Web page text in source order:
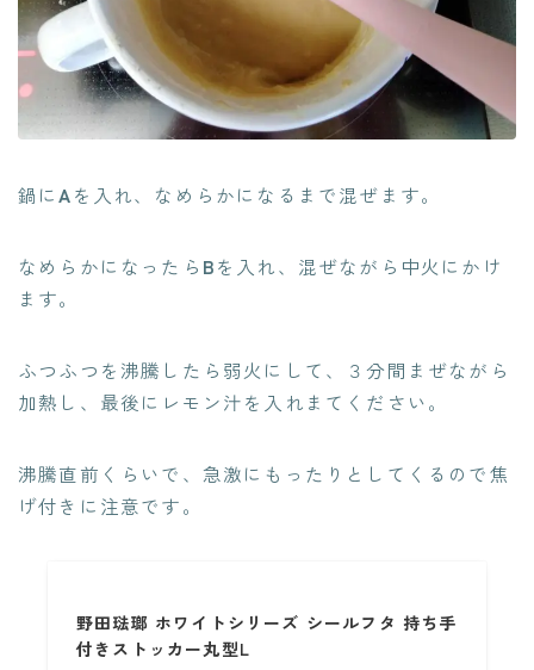
鍋にAを入れ、なめらかになるまで混ぜます。
なめらかになったら Bを入れ、混ぜながら中火にかけ
ます。
ふつふつを沸騰したら弱火にして、３分間まぜながら
加熱し、最後にレモン汁を入れまてください。
沸騰直前くらいで、急激にもったりとしてくるので焦
げ付きに注意です。
野田琺瑯 ホワイトシリーズ シールフタ 持ち手
付きストッカー丸型L